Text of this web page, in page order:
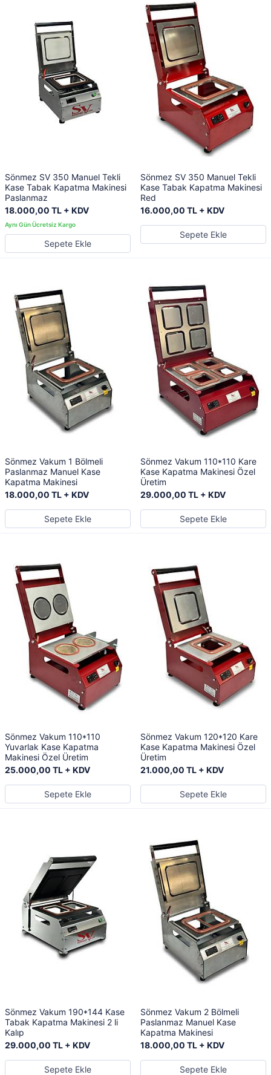
Sönmez SV 350 Manuel Tekli
Kase Tabak Kapatma Makinesi
Paslanmaz
18.000,00 TL + KDV
Sepete Ekle
Sönmez SV 350 Manuel Tekli
Kase Tabak Kapatma Makinesi
Red
16.000,00 TL + KDV
Sepete Ekle
Sönmez Vakum 1 Bölmeli
Paslanmaz Manuel Kase
Kapatma Makinesi
18.000,00 TL + KDV
Sepete Ekle
Sönmez Vakum 110*110 Kare
Kase Kapatma Makinesi Özel
Üretim
29.000,00 TL + KDV
Sepete Ekle
Sönmez Vakum 110*110
Yuvarlak Kase Kapatma
Makinesi Özel Üretim
25.000,00 TL + KDV
Sepete Ekle
Sönmez Vakum 120*120 Kare
Kase Kapatma Makinesi Özel
Üretim
21.000,00 TL + KDV
Sepete Ekle
Sönmez Vakum 190*144 Kase
Tabak Kapatma Makinesi 2 li
Kalıp
29.000,00 TL + KDV
Sepete Ekle
Sönmez Vakum 2 Bölmeli
Paslanmaz Manuel Kase
Kapatma Makinesi
18.000,00 TL + KDV
Sepete Ekle